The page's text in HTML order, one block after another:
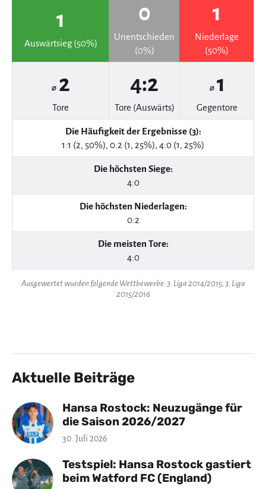
1
Auswärtsieg (50%)
0
Unentschieden
(0%)
1
Niederlage
(50%)
⌀ 2
Tore
4:2
Tore (Auswärts)
⌀ 1
Gegentore
Die Häufigkeit der Ergebnisse (3):
1:1 (2, 50%), 0:2 (1, 25%), 4:0 (1, 25%)
Die höchsten Siege:
4:0
Die höchsten Niederlagen:
0:2
Die meisten Tore:
4:0
Ausgewertet wurden folgende Wettbewerbe: 3. Liga 2014/2015, 3. Liga
2015/2016
Aktuelle Beiträge
Hansa Rostock: Neuzugänge für
die Saison 2026/2027
30. Juli 2026
Testspiel: Hansa Rostock gastiert
beim Watford FC (England)